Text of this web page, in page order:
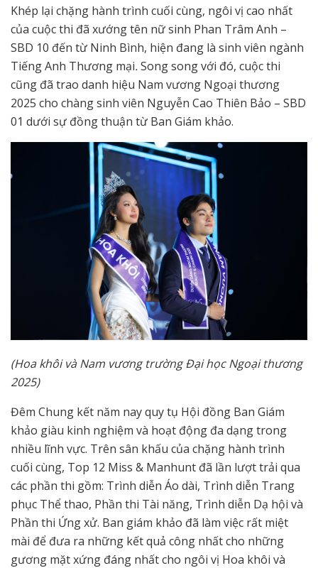
Khép lại chặng hành trình cuối cùng, ngôi vị cao nhất
của cuộc thi đã xướng tên nữ sinh Phan Trâm Anh –
SBD 10 đến từ Ninh Bình, hiện đang là sinh viên ngành
Tiếng Anh Thương mại.Song song với đó, cuộc thi
cũng đã trao danh hiệu Nam vương Ngoại thương
2025 cho chàng sinh viên Nguyễn Cao Thiên Bảo – SBD
01 dưới sự đồng thuận từ Ban Giám khảo.
(Hoa khôi và Nam vương trường Đại học Ngoại thương
2025)
Đêm Chung kết năm nay quy tụ Hội đồng Ban Giám
khảo giàu kinh nghiệm và hoạt động đa dạng trong
nhiều lĩnh vực. Trên sân khấu của chặng hành trình
cuối cùng, Top 12 Miss & Manhunt đã lần lượt trải qua
các phần thi gồm: Trình diễn Áo dài, Trình diễn Trang
phục Thể thao, Phần thi Tài năng, Trình diễn Dạ hội và
Phần thi Ứng xử. Ban giám khảo đã làm việc rất miệt
mài để đưa ra những kết quả công nhất cho những
gương mặt xứng đáng nhất cho ngôi vị Hoa khôi và